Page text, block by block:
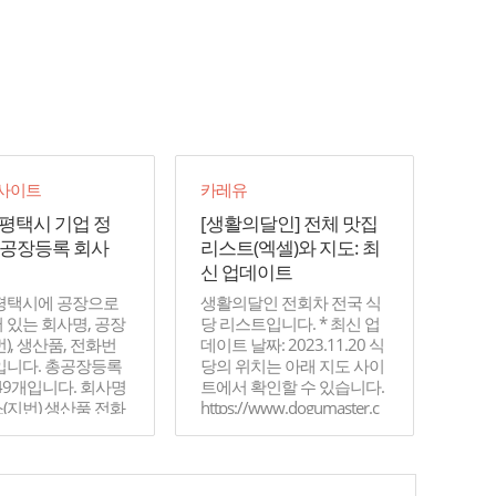
이트
택시 기업 정
장등록 회사
택시에 공장으로
있는 회사명, 공장
), 생산품, 전화번
니다. 총공장등록
개입니다. 회사명
지번) 생산품 전화
카레유
[생활의달인] 전체 맛집
리스트(엑셀)와 지도: 최
신 업데이트
생활의달인 전회차 전국 식
당 리스트입니다. * 최신 업
데이트 날짜: 2023.11.20 식
당의 위치는 아래 지도 사이
트에서 확인할 수 있습니다.
https://www.dogumaster.c